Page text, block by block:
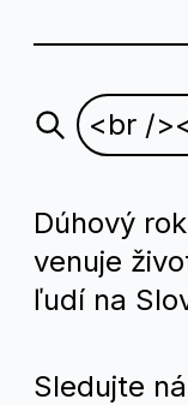
Dúhový
venuje
ľudí na
Sledujte